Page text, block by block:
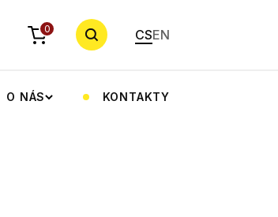
0 CSEN
O NÁS KONTAKTY